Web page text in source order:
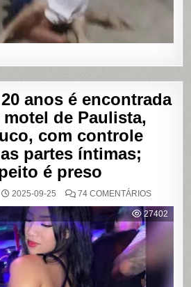
anos é encontrada
de Paulista,
com controle
partes íntimas;
é preso
2025-09-25 74 COMENTÁRIOSEM
DE
20
ANOS
EM
MOTEL
27402